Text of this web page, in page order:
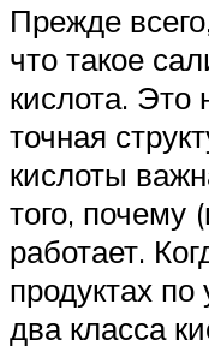
Прежде
что такое
кислота. Это
точная
кислоты
того, почему
работает.
продуктах по
два класса